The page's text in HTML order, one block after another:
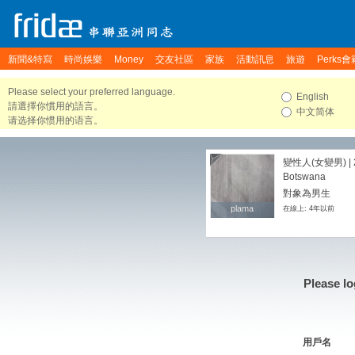
新聞&特寫 時尚娛樂 Money 交友社區 家族 活動訊息 旅遊 Perks會
Please select your preferred language.
請選擇你慣用的語言。
请选择你惯用的语言。
English
中文简体
plama
plama
變性人(女變男) |
Botswana
對象為男生
在線上: 4年以前
Please
用戶名